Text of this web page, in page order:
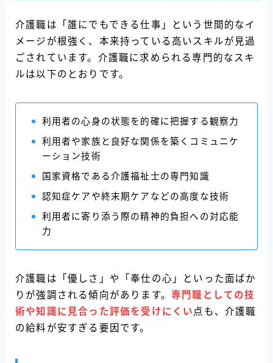
介護職は「誰にでもできる仕事」という世間的なイ
メージが根強く、本来持っている高いスキルが見過
ごされています。介護職に求められる専門的なスキ
ルは以下のとおりです。
利用者の心身の状態を的確に把握する観察力
利用者や家族と良好な関係を築くコミュニケ
ーション技術
国家資格である介護福祉士の専門知識
認知症ケアや終末期ケアなどの高度な技術
利用者に寄り添う際の精神的負担への対応能
力
介護職は「優しさ」や「奉仕の心」といった面ばか
りが強調される傾向があります。 専門職としての技
術や知識に見合った評価を受けにくい 点も、介護職
の給料が安すぎる要因です。